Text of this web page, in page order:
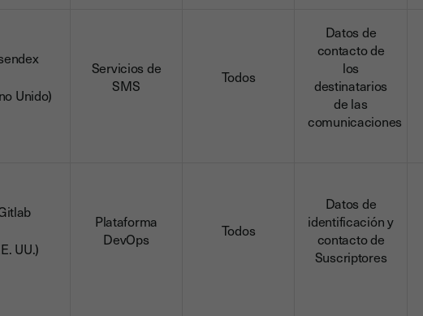
Unido)
Servicios de
SMS
Todos
Datos de
contacto de
los
destinatarios
de las
comunicaciones
UU.)
Plataforma
DevOps
Todos
Datos de
identificación y
contacto de
Suscriptores